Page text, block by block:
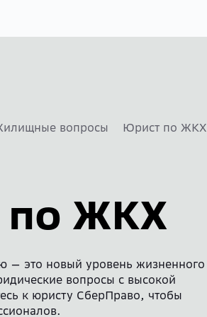
вопросы Юрист по ЖКХ
по ЖКХ
— это новый уровень жизненного
вопросы с высокой
к юристу СберПраво, чтобы